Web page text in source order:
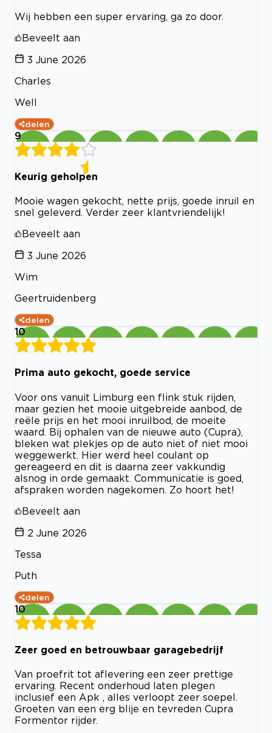
Wij hebben een super ervaring, ga zo door.
Beveelt aan
3 June 2026
Charles
Well
delen
9
Keurig geholpen
Mooie wagen gekocht, nette prijs, goede inruil en
snel geleverd. Verder zeer klantvriendelijk!
Beveelt aan
3 June 2026
Wim
Geertruidenberg
delen
10
Prima auto gekocht, goede service
Voor ons vanuit Limburg een flink stuk rijden,
maar gezien het mooie uitgebreide aanbod, de
reële prijs en het mooi inruilbod, de moeite
waard. Bij ophalen van de nieuwe auto (Cupra),
bleken wat plekjes op de auto niet of niet mooi
weggewerkt. Hier werd heel coulant op
gereageerd en dit is daarna zeer vakkundig
alsnog in orde gemaakt. Communicatie is goed,
afspraken worden nagekomen. Zo hoort het!
Beveelt aan
2 June 2026
Tessa
Puth
delen
10
Zeer goed en betrouwbaar garagebedrijf
Van proefrit tot aflevering een zeer prettige
ervaring. Recent onderhoud laten plegen
inclusief een Apk , alles verloopt zeer soepel.
Groeten van een erg blije en tevreden Cupra
Formentor rijder.